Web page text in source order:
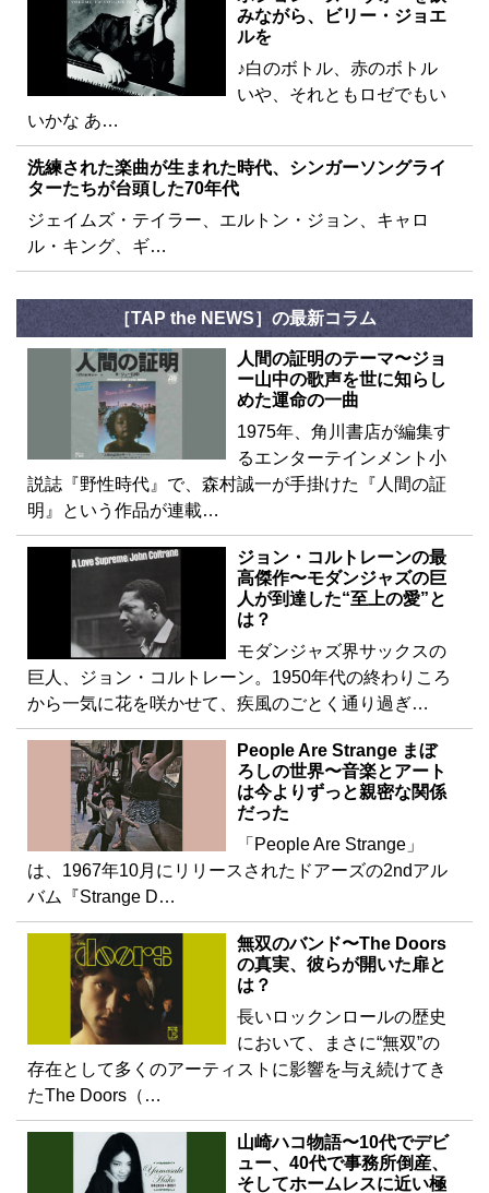
みながら、ビリー・ジョエ
ルを
♪白のボトル、赤のボトル
いや、それともロゼでもい
いかな あ…
洗練された楽曲が生まれた時代、シンガーソングライ
ターたちが台頭した70年代
ジェイムズ・テイラー、エルトン・ジョン、キャロ
ル・キング、ギ…
［TAP the NEWS］の最新コラム
人間の証明のテーマ〜ジョ
ー山中の歌声を世に知らし
めた運命の一曲
1975年、角川書店が編集す
るエンターテインメント小
説誌『野性時代』で、森村誠一が手掛けた『人間の証
明』という作品が連載…
ジョン・コルトレーンの最
高傑作〜モダンジャズの巨
人が到達した“至上の愛”と
は？
モダンジャズ界サックスの
巨人、ジョン・コルトレーン。1950年代の終わりころ
から一気に花を咲かせて、疾風のごとく通り過ぎ…
People Are Strange まぼ
ろしの世界〜音楽とアート
は今よりずっと親密な関係
だった
「People Are Strange」
は、1967年10月にリリースされたドアーズの2ndアル
バム『Strange D…
無双のバンド〜The Doors
の真実、彼らが開いた扉と
は？
長いロックンロールの歴史
において、まさに“無双”の
存在として多くのアーティストに影響を与え続けてき
たThe Doors（…
山崎ハコ物語〜10代でデビ
ュー、40代で事務所倒産、
そしてホームレスに近い極